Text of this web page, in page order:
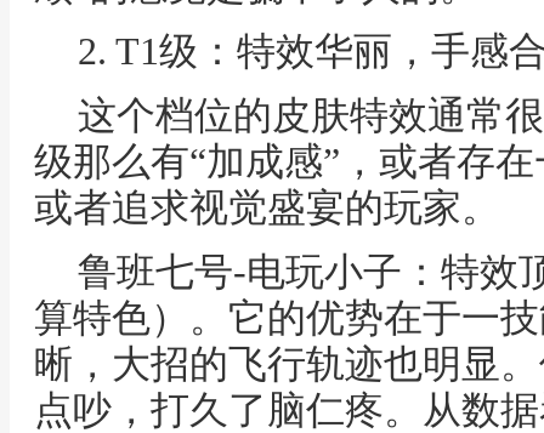
2. T1级：特效华丽，手感
这个档位的皮肤特效通常
级那么有“加成感”，或者存
或者追求视觉盛宴的玩家。
鲁班七号-电玩小子：特效
算特色）。它的优势在于一
晰，大招的飞行轨迹也明显
点吵，打久了脑仁疼。从数